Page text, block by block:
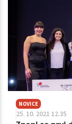
da veste vse o
NOVICE
25. 10. 2021 12.35